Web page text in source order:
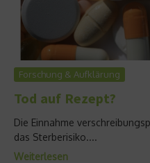
Forschung & Aufklärung
Tod auf Rezept?
Die Einnahme
das Sterberisiko....
Weiterlesen